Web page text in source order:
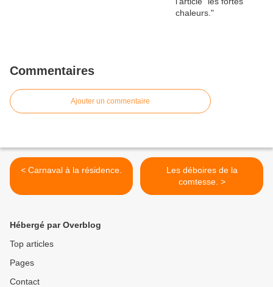
Commentaires
Ajouter un commentaire
< Carnaval à la résidence.
Les déboires de la
comtesse. >
Hébergé par Overblog
Top articles
Pages
Contact